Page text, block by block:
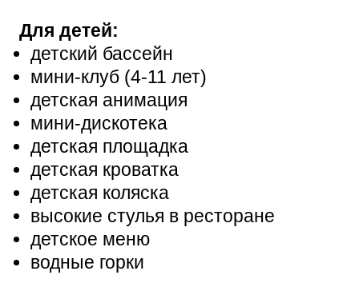
Для детей:
детский бассейн
мини-клуб (4-11 лет)
детская анимация
мини-дискотека
детская площадка
детская кроватка
детская коляска
высокие стулья в ресторане
детское меню
водные горки